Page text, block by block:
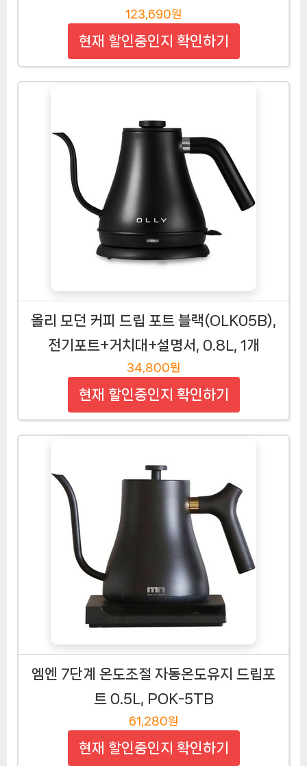
123,690원
현재 할인중인지 확인하기
올리 모던 커피 드립 포트 블랙(OLK05B),
전기포트+거치대+설명서, 0.8L, 1개
34,800원
현재 할인중인지 확인하기
엠엔 7단계 온도조절 자동온도유지 드립포
트 0.5L, POK-5TB
61,280원
현재 할인중인지 확인하기